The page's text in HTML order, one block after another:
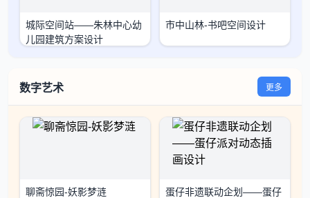
城际空间站——朱林中心幼
儿园建筑方案设计
市中山林-书吧空间设计
数字艺术 更多
聊斋惊园-妖影梦涟
蛋仔非遗联动企划——蛋仔